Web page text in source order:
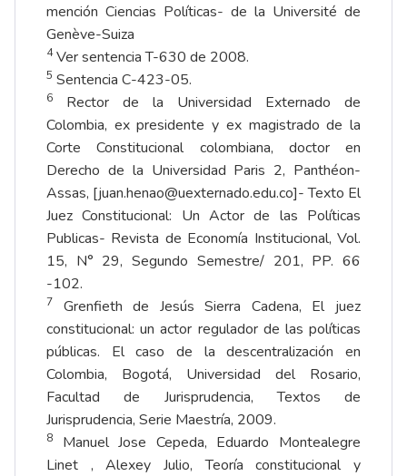
mención Ciencias Políticas- de la Université de
Genève-Suiza
4Ver sentencia T-630 de 2008.
5 Sentencia C-423-05.
6
Rector de la Universidad Externado de
Colombia, ex presidente y ex magistrado de la
Corte Constitucional colombiana, doctor en
Derecho de la Universidad Paris 2, Panthéon-
Assas, [juan.henao@uexternado.edu.co]- Texto El
Juez Constitucional: Un Actor de las Políticas
Publicas- Revista de Economía Institucional, Vol.
15, N° 29, Segundo Semestre/ 201, PP. 66
-102.
7
Grenfieth de Jesús Sierra Cadena, El juez
constitucional: un actor regulador de las políticas
públicas. El caso de la descentralización en
Colombia, Bogotá, Universidad del Rosario,
Facultad de Jurisprudencia, Textos de
Jurisprudencia, Serie Maestría, 2009.
8
Manuel Jose Cepeda, Eduardo Montealegre
Linet , Alexey Julio, Teoría constitucional y